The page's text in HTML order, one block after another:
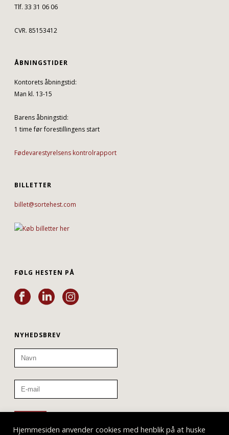
Tlf. 33 31 06 06
CVR. 85153412
ÅBNINGSTIDER
Kontorets åbningstid:
Man kl. 13-15
Barens åbningstid:
1 time før forestillingens start
Fødevarestyrelsens kontrolrapport
BILLETTER
billet@sortehest.com
FØLG HESTEN PÅ
NYHEDSBREV
Hjemmesiden anvender cookies med henblik på at huske